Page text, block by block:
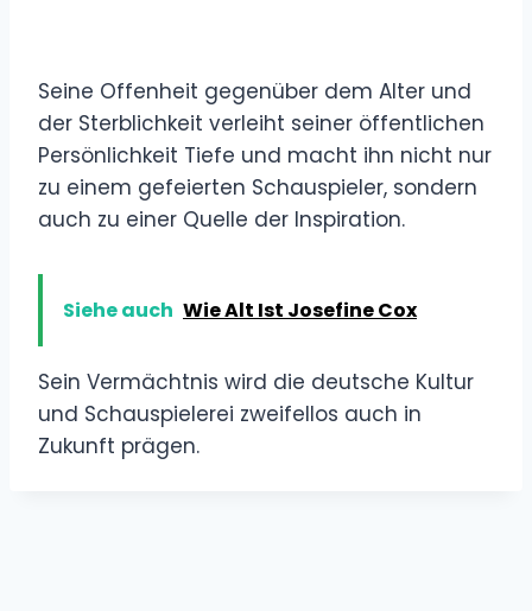
Seine Offenheit gegenüber dem Alter und
der Sterblichkeit verleiht seiner öffentlichen
Persönlichkeit Tiefe und macht ihn nicht nur
zu einem gefeierten Schauspieler, sondern
auch zu einer Quelle der Inspiration.
Siehe auch Wie Alt Ist Josefine Cox
Sein Vermächtnis wird die deutsche Kultur
und Schauspielerei zweifellos auch in
Zukunft prägen.